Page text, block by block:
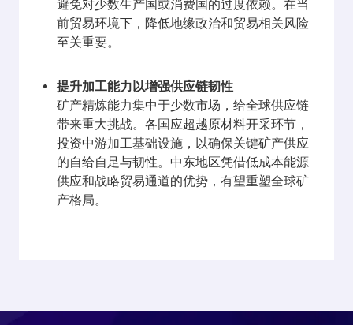
避免对少数生产国或消费国的过度依赖。在当
前贸易环境下，降低地缘政治和贸易相关风险
至关重要。
提升加工能力以增强供应链韧性
矿产精炼能力集中于少数市场，给全球供应链
带来重大挑战。各国应超越原材料开采环节，
投资中游加工基础设施，以确保关键矿产供应
的自给自足与韧性。中东地区凭借低成本能源
供应和战略贸易通道的优势，有望重塑全球矿
产格局。